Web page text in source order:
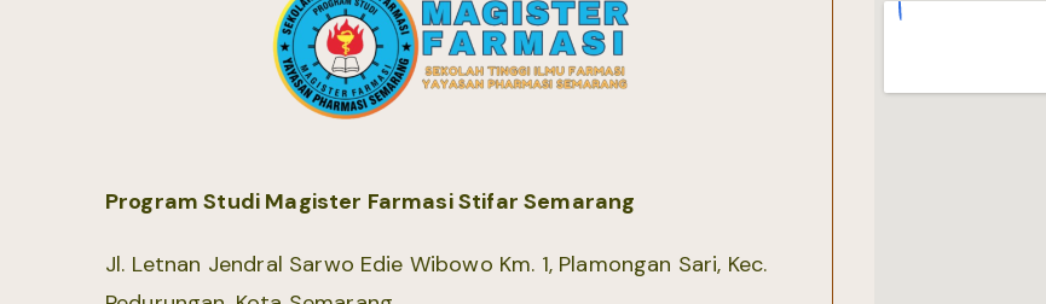
Program Studi Magister Farmasi Stifar Semarang
Jl. Letnan Jendral Sarwo Edie Wibowo Km. 1, Plamongan Sari, Kec.